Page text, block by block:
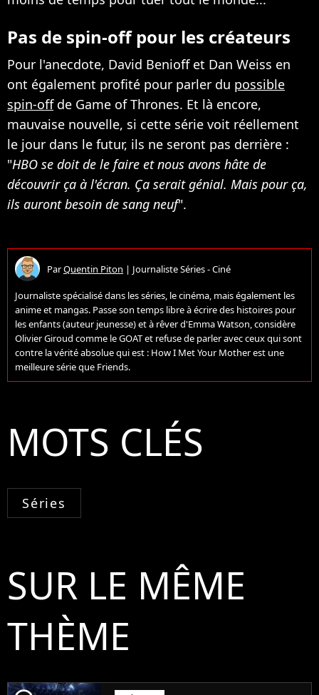
Pas de spin-off pour les créateurs
Pour l'anecdote, David Benioff et Dan Weiss en
ont également profité pour parler du possible
spin-offde Game of Thrones. Et là encore,
mauvaise nouvelle, si cette série voit réellement
le jour dans le futur, ils ne seront pas derrière :
"HBO se doit de le faire et nous avons hâte de
découvrir ça à l'écran. Ça serait génial. Mais pour ça,
ils auront besoin de sang neuf".
ParQuentin Piton | Journaliste Séries - Ciné
Journaliste spécialisé dans les séries, le cinéma, mais également les
anime et mangas. Passe son temps libre à écrire des histoires pour
les enfants (auteur jeunesse) et à rêver d'Emma Watson, considère
Olivier Giroud comme le GOAT et refuse de parler avec ceux qui sont
contre la vérité absolue qui est : How I Met Your Mother est une
meilleure série que Friends.
MOTS CLÉS
Séries
SUR LE MÊME
THÈME